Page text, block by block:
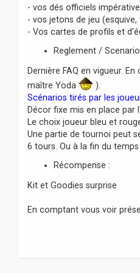
- vos dés officiels
- vos jetons de jeu
- Vos cartes de profils et
Reglement /
Dernière FAQ en vigueur.
maître Yoda
).
Scénarios tirés par les
Décor fixe mis en place par
Le choix joueur bleu et
Une partie de tournoi peut
6 tours. Ou à la fin du
Récompense :
Kit et Goodies surprise
En comptant vous voir